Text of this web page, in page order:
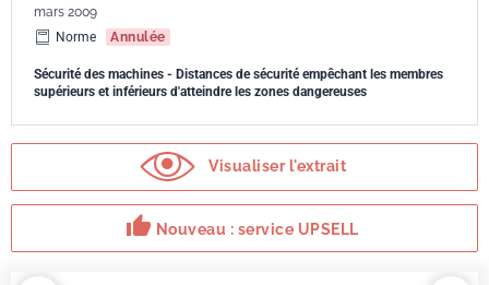
mars 2009
Norme
Annulée
Sécurité des machines - Distances de sécurité empêchant les membres
supérieurs et inférieurs d'atteindre les zones dangereuses
Visualiser l'extrait
thumb_up Nouveau : service UPSELL